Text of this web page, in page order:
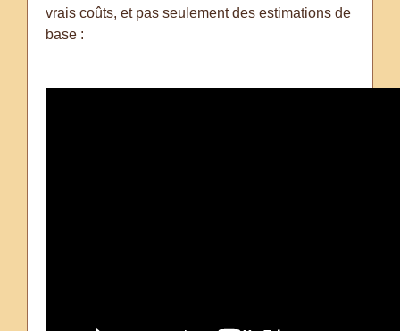
vrais coûts, et pas seulement des estimations de
base :